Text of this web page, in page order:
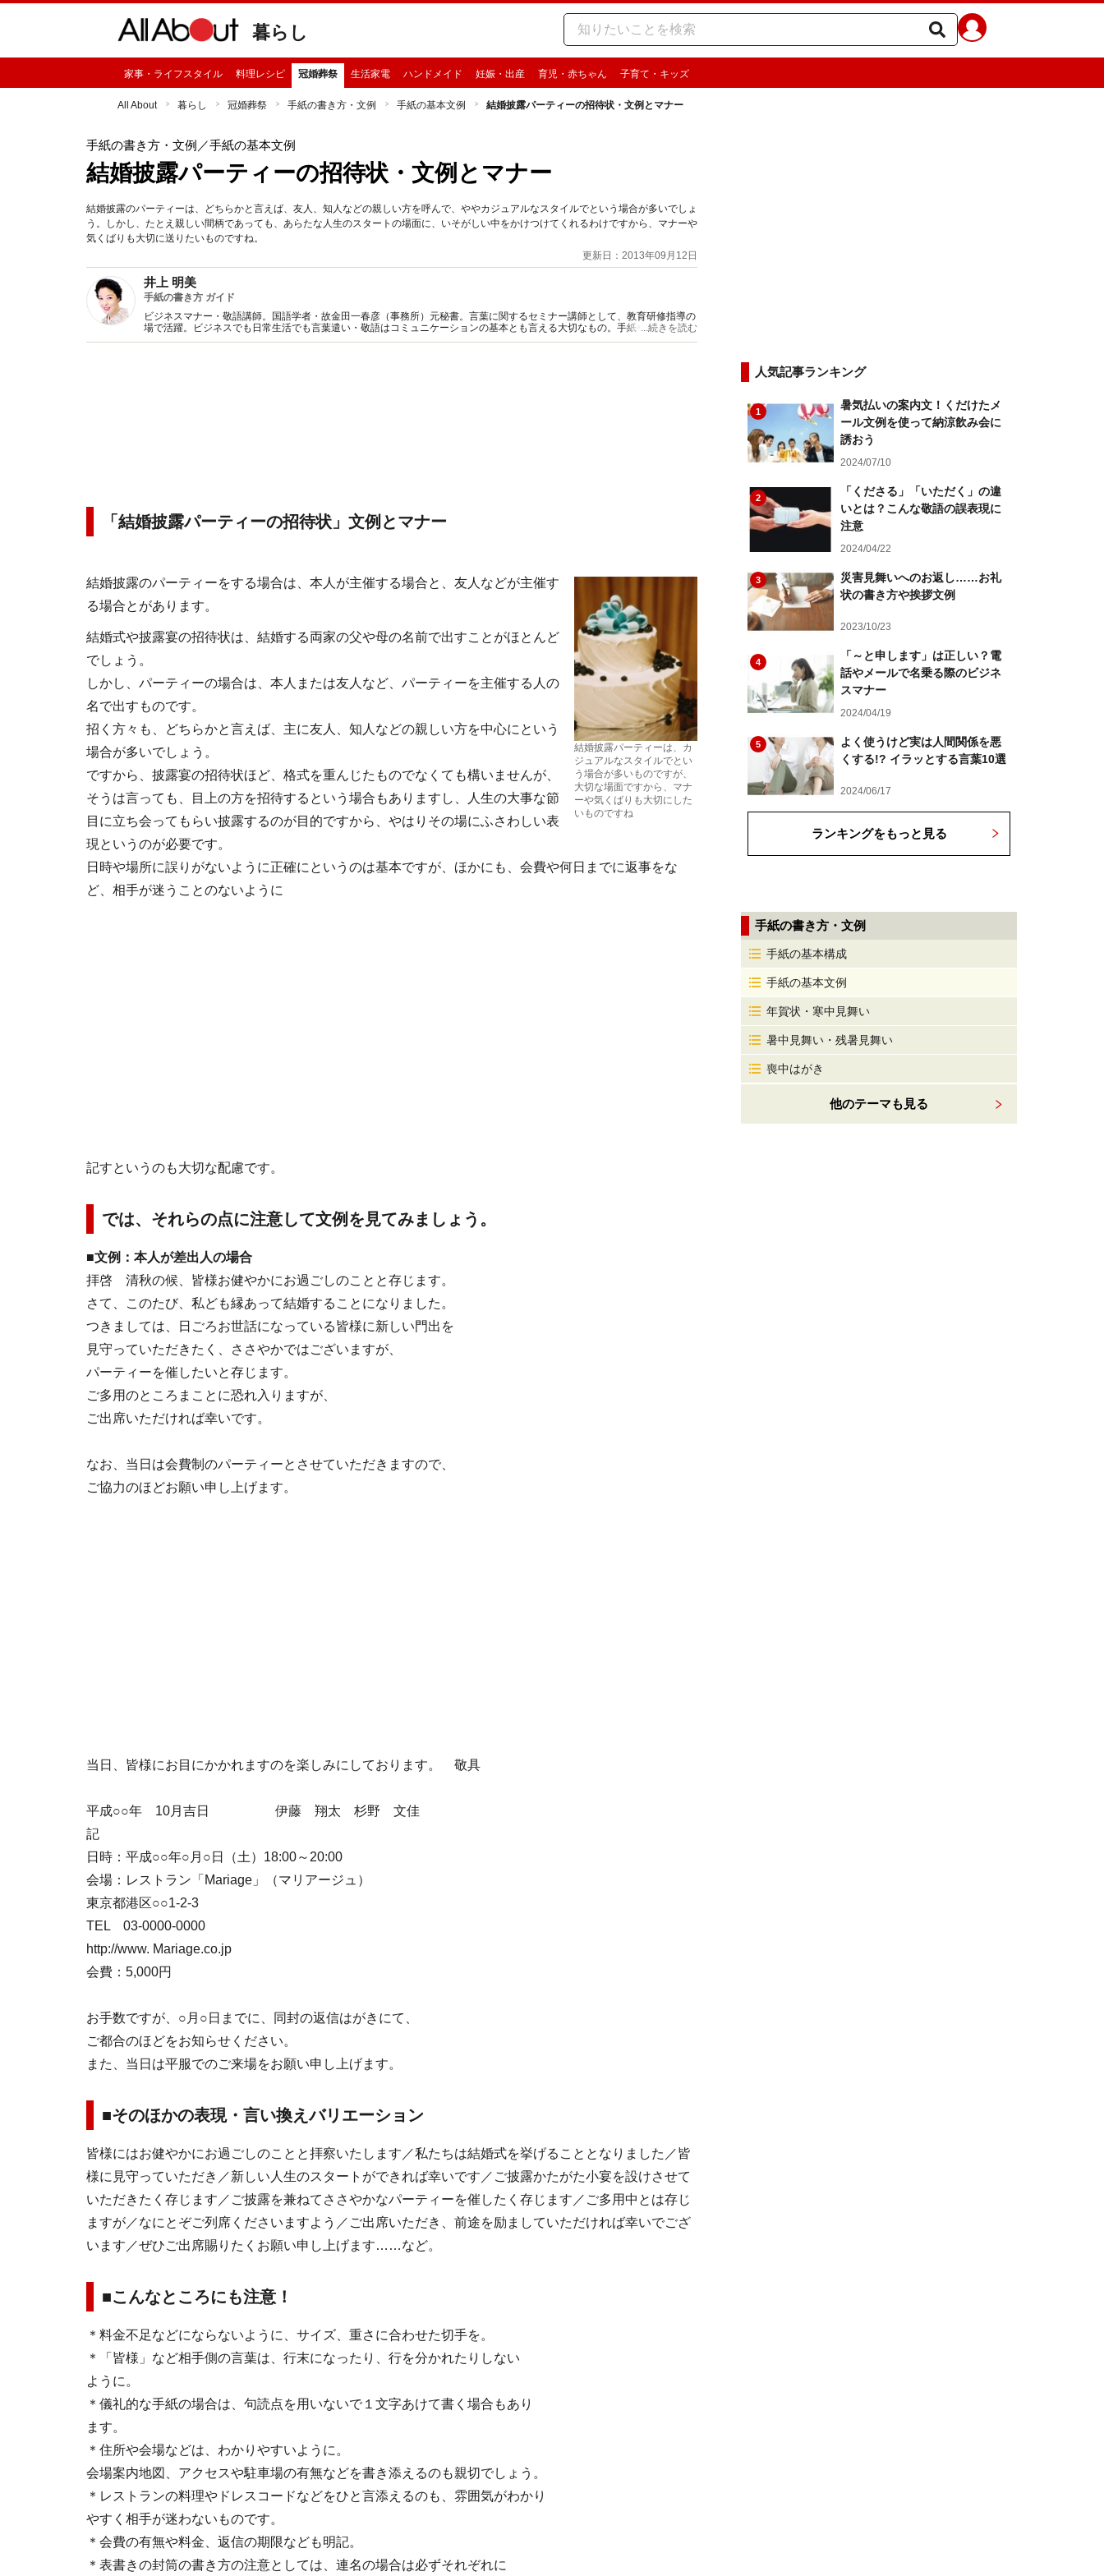
暮らし
家事・ライフスタイル 料理レシピ 冠婚葬祭 生活家電 ハンドメイド 妊娠・出産 育児・赤ちゃん 子育て・キッズ
All About 暮らし 冠婚葬祭 手紙の書き方・文例 手紙の基本文例 結婚披露パーティーの招待状・文例とマナー
手紙の書き方・文例 ／手紙の基本文例
結婚披露パーティーの招待状・文例とマナー
結婚披露のパーティーは、どちらかと言えば、友人、知人などの親しい方を呼んで、ややカジュアルなスタイルでという場合が多いでしょ
う。しかし、たとえ親しい間柄であっても、あらたな人生のスタートの場面に、いそがしい中をかけつけてくれるわけですから、マナーや
気くばりも大切に送りたいものですね。
更新日：2013年09月12日
井上 明美
手紙の書き方 ガイド
ビジネスマナー・敬語講師。国語学者・故金田一春彦（事務所）元秘書。言葉に関するセミナー講師として、教育研修指導の
場で活躍。ビジネスでも日常生活でも言葉遣い・敬語はコミュニケーションの基本とも言える大切なもの。手紙や会話での心
くばりのある言葉の使い方や注意点について各場面ごとに詳しく解説いたします。
...続きを読む
「結婚披露パーティーの招待状」文例とマナー
結婚披露パーティーは、カ
ジュアルなスタイルでとい
う場合が多いものですが、
大切な場面ですから、マナ
ーや気くばりも大切にした
いものですね
結婚披露のパーティーをする場合は、本人が主催する場合と、友人などが主催す
る場合とがあります。
結婚式や披露宴の招待状は、結婚する両家の父や母の名前で出すことがほとんど
でしょう。
しかし、パーティーの場合は、本人または友人など、パーティーを主催する人の
名で出すものです。
招く方々も、どちらかと言えば、主に友人、知人などの親しい方を中心にという
場合が多いでしょう。
ですから、披露宴の招待状ほど、格式を重んじたものでなくても構いませんが、
そうは言っても、目上の方を招待するという場合もありますし、人生の大事な節
目に立ち会ってもらい披露するのが目的ですから、やはりその場にふさわしい表
現というのが必要です。
日時や場所に誤りがないように正確にというのは基本ですが、ほかにも、会費や何日までに返事をな
ど、相手が迷うことのないように
記すというのも大切な配慮です。
では、それらの点に注意して文例を見てみましょう。
■文例：本人が差出人の場合
拝啓 清秋の候、皆様お健やかにお過ごしのことと存じます。
さて、このたび、私ども縁あって結婚することになりました。
つきましては、日ごろお世話になっている皆様に新しい門出を
見守っていただきたく、ささやかではございますが、
パーティーを催したいと存じます。
ご多用のところまことに恐れ入りますが、
ご出席いただければ幸いです。
なお、当日は会費制のパーティーとさせていただきますので、
ご協力のほどお願い申し上げます。
当日、皆様にお目にかかれますのを楽しみにしております。 敬具
平成○○年 10月吉日 伊藤 翔太 杉野 文佳
記
日時：平成○○年○月○日（土）18:00～20:00
会場：レストラン「Mariage」（マリアージュ）
東京都港区○○1-2-3
TEL 03-0000-0000
http://www. Mariage.co.jp
会費：5,000円
お手数ですが、○月○日までに、同封の返信はがきにて、
ご都合のほどをお知らせください。
また、当日は平服でのご来場をお願い申し上げます。
■そのほかの表現・言い換えバリエーション
皆様にはお健やかにお過ごしのことと拝察いたします／私たちは結婚式を挙げることとなりました／皆
様に見守っていただき／新しい人生のスタートができれば幸いです／ご披露かたがた小宴を設けさせて
いただきたく存じます／ご披露を兼ねてささやかなパーティーを催したく存じます／ご多用中とは存じ
ますが／なにとぞご列席くださいますよう／ご出席いただき、前途を励ましていただければ幸いでござ
います／ぜひご出席賜りたくお願い申し上げます……など。
■こんなところにも注意！
＊料金不足などにならないように、サイズ、重さに合わせた切手を。
＊「皆様」など相手側の言葉は、行末になったり、行を分かれたりしない
ように。
＊儀礼的な手紙の場合は、句読点を用いないで１文字あけて書く場合もあり
ます。
＊住所や会場などは、わかりやすいように。
会場案内地図、アクセスや駐車場の有無などを書き添えるのも親切でしょう。
＊レストランの料理やドレスコードなどをひと言添えるのも、雰囲気がわかり
やすく相手が迷わないものです。
＊会費の有無や料金、返信の期限なども明記。
＊表書きの封筒の書き方の注意としては、連名の場合は必ずそれぞれに
人気記事ランキング
1
暑気払いの案内文！くだけたメ
ール文例を使って納涼飲み会に
誘おう
2024/07/10
2
「くださる」「いただく」の違
いとは？こんな敬語の誤表現に
注意
2024/04/22
3
災害見舞いへのお返し……お礼
状の書き方や挨拶文例
2023/10/23
4
「～と申します」は正しい？電
話やメールで名乗る際のビジネ
スマナー
2024/04/19
5
よく使うけど実は人間関係を悪
くする!? イラッとする言葉10選
2024/06/17
ランキングをもっと見る
手紙の書き方・文例
手紙の基本構成
手紙の基本文例
年賀状・寒中見舞い
暑中見舞い・残暑見舞い
喪中はがき
他のテーマも見る